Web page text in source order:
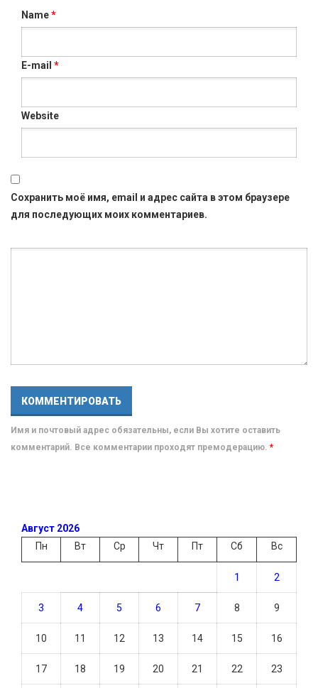
Name*
E-mail *
Website
Сохранить моё имя, email и адрес сайта в этом браузере
для последующих моих комментариев.
Имя и почтовый адрес обязательны, если Вы хотите оставить
комментарий. Все комментарии проходят премодерацию. *
Август 2026
Пн
Вт Ср Чт Пт Сб Вс
1 2
3 4 5 6 7 8 9
10 11 12 13 14 15 16
17 18 19 20 21 22 23